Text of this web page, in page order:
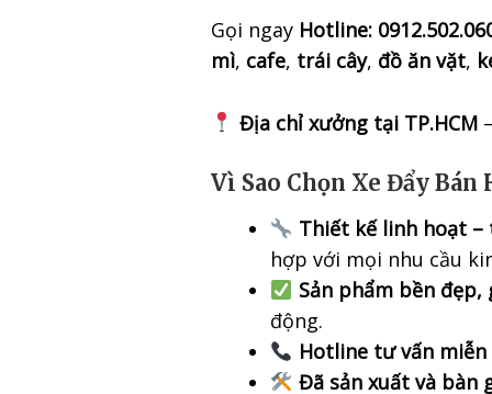
Gọi ngay Hotline:
mì, cafe, trái cây, đồ ăn vặt,
Địa chỉ xưởng tại TP.HCM
Vì Sao Chọn Xe Đẩy Bán
Thiết kế linh hoạt –
hợp với mọi nhu cầu
Sản phẩm bền
động.
Hotline tư vấn
Đã sản xuất và bàn